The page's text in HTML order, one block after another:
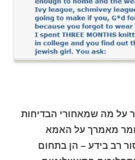
על מה שמאחורי הבדיחות
מאמרך על האמא
רב בידע – הן בתחום